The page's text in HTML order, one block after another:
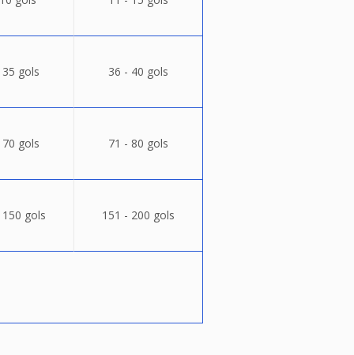
gols 36 - 40 gols
gols 71 - 80 gols
gols 151 - 200 gols